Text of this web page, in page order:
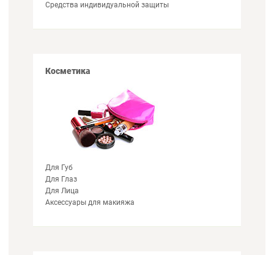
Cредства индивидуальной защиты
Косметика
Для Губ
Для Глаз
Для Лица
Аксессуары для макияжа